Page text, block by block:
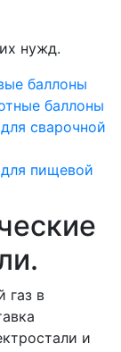
нужд.
баллоны
баллоны
сварочной
пищевой
газ в
и